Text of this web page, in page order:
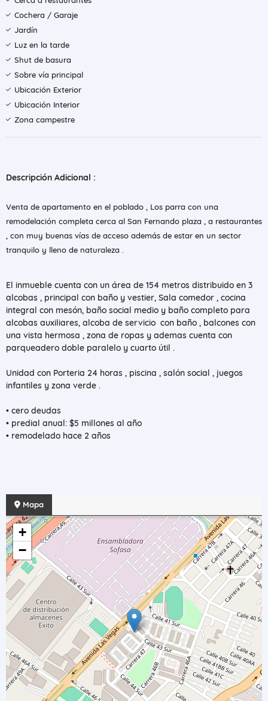
Cochera / Garaje
Jardín
Luz en la tarde
Shut de basura
Sobre vía principal
Ubicación Exterior
Ubicación Interior
Zona campestre
Descripción Adicional :
Venta de apartamento en el poblado , Los parra con una
remodelación completa cerca al San Fernando plaza , a restaurantes
, con muy buenas vías de acceso además de estar en un sector
tranquilo y lleno de naturaleza .
El inmueble cuenta con un área de 154 metros distribuido en 3
alcobas , principal con baño y vestier, Sala comedor , cocina
integral con mesón, baño social medio y baño completo para
alcobas auxiliares, alcoba de servicio con baño , balcones con
una vista hermosa , zona de ropas y ademas cuenta con
parqueadero doble paralelo y cuarto útil .
Unidad con Porteria 24 horas , piscina , salón social , juegos
infantiles y zona verde .
• cero deudas
• predial anual: $5 millones al año
• remodelado hace 2 años
Mapa
+
−